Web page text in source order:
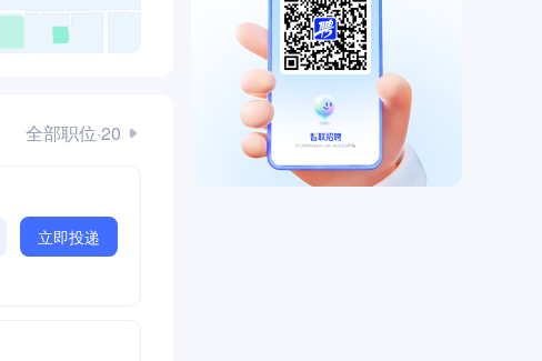
全部职位·20
立即投递